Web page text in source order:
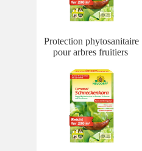
Protection phytosanitaire
pour arbres fruitiers